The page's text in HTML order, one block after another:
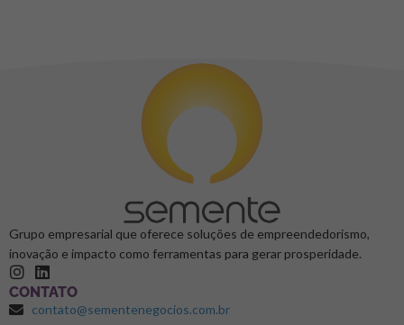
Grupo empresarial que oferece soluções de empreendedorismo,
inovação e impacto como ferramentas para gerar prosperidade.
CONTATO
contato@sementenegocios.com.br